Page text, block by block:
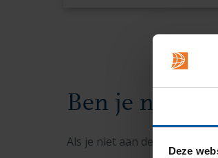
Deze
Ben je niet
Als je niet aan de